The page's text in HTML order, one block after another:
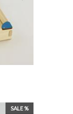
SALE %